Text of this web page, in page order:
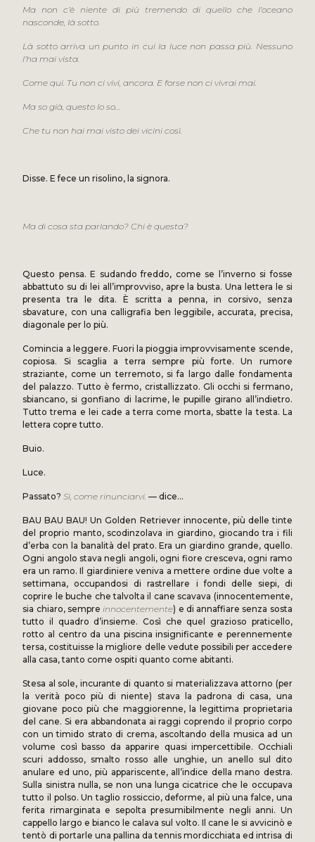
Ma non c’è niente di più tremendo di quello che l’oceano
nasconde, là sotto.
Là sotto arriva un punto in cui la luce non passa più. Nessuno
l’ha mai vista.
Come qui. Tu non ci vivi, ancora. E forse non ci vivrai mai.
Ma so già, questo lo so…
Che tu non hai mai visto dei vicini così.
Disse. E fece un risolino, la signora.
Ma di cosa sta parlando? Chi è questa?
Questo pensa. E sudando freddo, come se l’inverno si fosse
abbattuto su di lei all’improvviso, apre la busta. Una lettera le si
presenta tra le dita. È scritta a penna, in corsivo, senza
sbavature, con una calligrafia ben leggibile, accurata, precisa,
diagonale per lo più.
Comincia a leggere. Fuori la pioggia improvvisamente scende,
copiosa. Si scaglia a terra sempre più forte. Un rumore
straziante, come un terremoto, si fa largo dalle fondamenta
del palazzo. Tutto è fermo, cristallizzato. Gli occhi si fermano,
sbiancano, si gonfiano di lacrime, le pupille girano all’indietro.
Tutto trema e lei cade a terra come morta, sbatte la testa. La
lettera copre tutto.
Buio.
Luce.
Passato?Sì, come rinunciarvi.— dice…
BAU BAU BAU! Un Golden Retriever innocente, più delle tinte
del proprio manto, scodinzolava in giardino, giocando tra i fili
d’erba con la banalità del prato. Era un giardino grande, quello.
Ogni angolo stava negli angoli, ogni fiore cresceva, ogni ramo
era un ramo. Il giardiniere veniva a mettere ordine due volte a
settimana, occupandosi di rastrellare i fondi delle siepi, di
coprire le buche che talvolta il cane scavava (innocentemente,
sia chiaro, sempreinnocentemente) e di annaffiare senza sosta
tutto il quadro d’insieme. Così che quel grazioso praticello,
rotto al centro da una piscina insignificante e perennemente
tersa, costituisse la migliore delle vedute possibili per accedere
alla casa, tanto come ospiti quanto come abitanti.
Stesa al sole, incurante di quanto si materializzava attorno (per
la verità poco più di niente) stava la padrona di casa, una
giovane poco più che maggiorenne, la legittima proprietaria
del cane. Si era abbandonata ai raggi coprendo il proprio corpo
con un timido strato di crema, ascoltando della musica ad un
volume così basso da apparire quasi impercettibile. Occhiali
scuri addosso, smalto rosso alle unghie, un anello sul dito
anulare ed uno, più appariscente, all’indice della mano destra.
Sulla sinistra nulla, se non una lunga cicatrice che le occupava
tutto il polso. Un taglio rossiccio, deforme, al più una falce, una
ferita rimarginata e sepolta presumibilmente negli anni. Un
cappello largo e bianco le calava sul volto. Il cane le si avvicinò e
tentò di portarle una pallina da tennis mordicchiata ed intrisa di